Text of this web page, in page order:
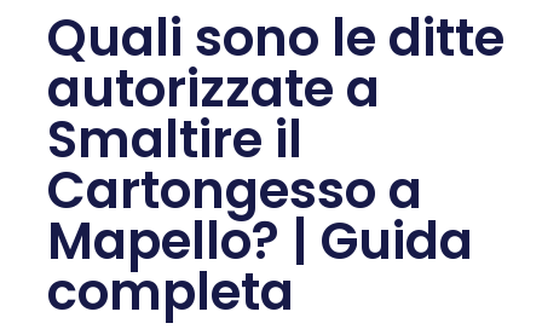
Quali sono le ditte
autorizzate a
Smaltire il
Cartongesso a
Mapello? | Guida
completa